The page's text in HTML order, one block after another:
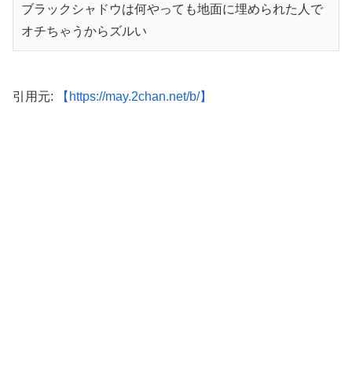
ブラックシャドウは何やっても地面に埋められた人で
オチちゃうからズルい
引用元: 【https://may.2chan.net/b/】